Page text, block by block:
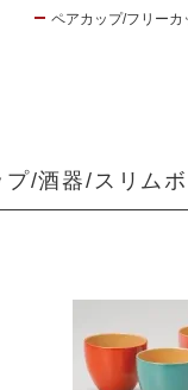
ペアカップ/フリーカ
/酒器/スリム